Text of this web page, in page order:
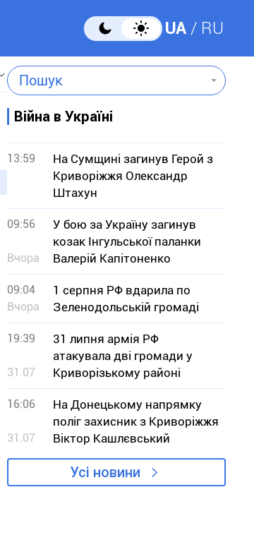
UA RU
Пошук
Війна в Україні
13:59
На Сумщині загинув Герой з
Криворіжжя Олександр
Штахун
09:56
Вчора
У бою за Україну загинув
козак Інгульської паланки
Валерій Капітоненко
09:04
Вчора
1 серпня РФ вдарила по
Зеленодольській громаді
19:39
31.07
31 липня армія РФ
атакувала дві громади у
Криворізькому районі
16:06
31.07
На Донецькому напрямку
поліг захисник з Криворіжжя
Віктор Кашлєвський
Усі новини